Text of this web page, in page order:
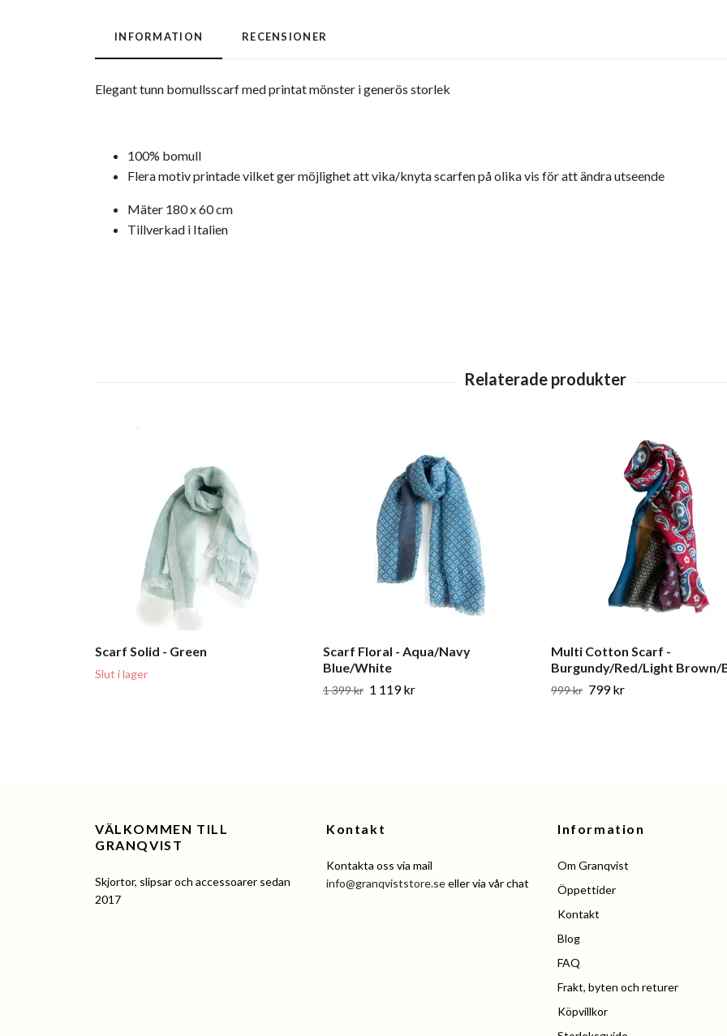
INFORMATION RECENSIONER
Elegant tunn bomullsscarf med printat mönster i generös storlek
100% bomull
Flera motiv printade vilket ger möjlighet att vika/knyta scarfen på olika vis för att ändra utseende
Mäter 180 x 60 cm
Tillverkad i Italien
Scarf Solid - Green
Slut i lager
Scarf Floral - Aqua/Navy
Blue/White
1 399 kr 1 119 kr
Multi Cotton Scarf -
Burgundy/Red/Light Brown/
999 kr 799 kr
VÄLKOMMEN TILL
GRANQVIST
Skjortor, slipsar och accessoarer sedan
2017
Kontakt
Kontakta oss via mail
info@granqviststore.seeller via vår chat
Information
Om Granqvist
Öppettider
Kontakt
Blog
FAQ
Frakt, byten och returer
Köpvillkor